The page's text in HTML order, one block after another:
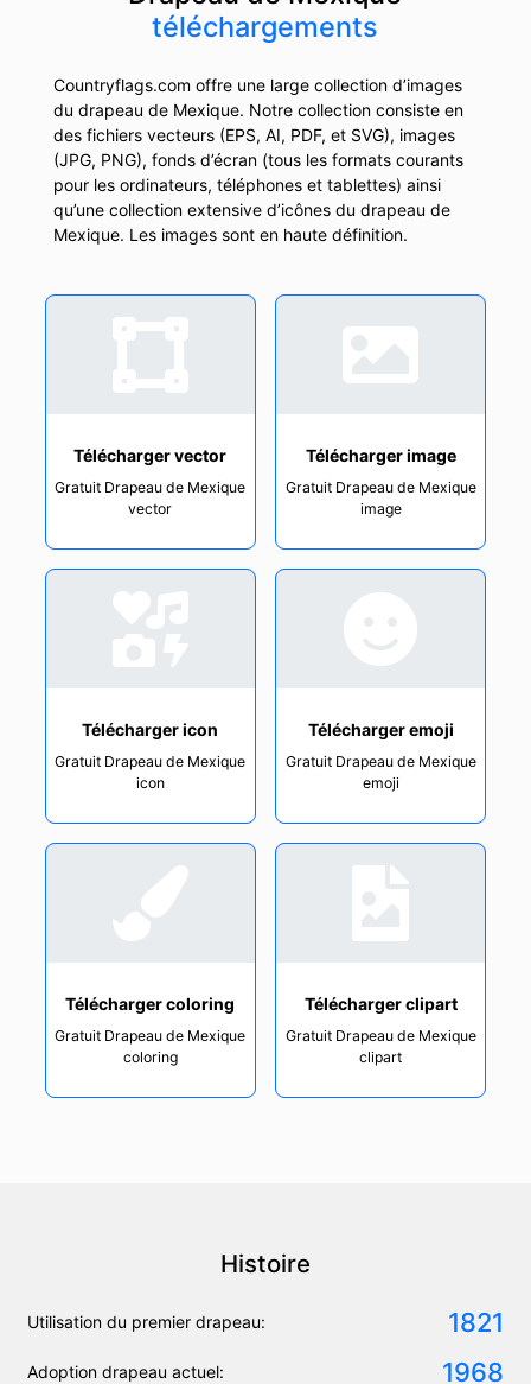
téléchargements
Countryflags.com offre une large collection d’images
du drapeau de Mexique. Notre collection consiste en
des fichiers vecteurs (EPS, AI, PDF, et SVG), images
(JPG, PNG), fonds d’écran (tous les formats courants
pour les ordinateurs, téléphones et tablettes) ainsi
qu’une collection extensive d’icônes du drapeau de
Mexique. Les images sont en haute définition.
Télécharger vector
Gratuit Drapeau de Mexique
vector
Télécharger image
Gratuit Drapeau de Mexique
image
Télécharger icon
Gratuit Drapeau de Mexique
icon
Télécharger emoji
Gratuit Drapeau de Mexique
emoji
Télécharger coloring
Gratuit Drapeau de Mexique
coloring
Télécharger clipart
Gratuit Drapeau de Mexique
clipart
Histoire
Utilisation du premier drapeau: 1821
Adoption drapeau actuel: 1968